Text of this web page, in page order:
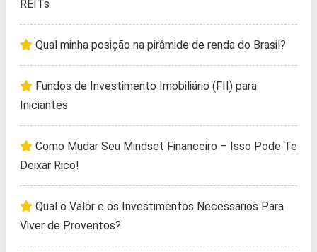
REITs
Qual minha posição na pirâmide de renda do Brasil?
Fundos de Investimento Imobiliário (FII) para
Iniciantes
Como Mudar Seu Mindset Financeiro – Isso Pode Te
Deixar Rico!
Qual o Valor e os Investimentos Necessários Para
Viver de Proventos?